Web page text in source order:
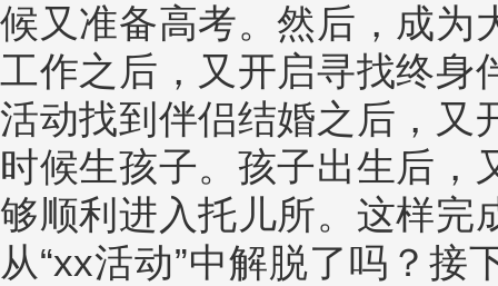
候又准备高考。然后，成为
工作之后，又开启寻找终身
活动找到伴侣结婚之后，又
时候生孩子。孩子出生后，
够顺利进入托儿所。这样完
从“xx活动”中解脱了吗？